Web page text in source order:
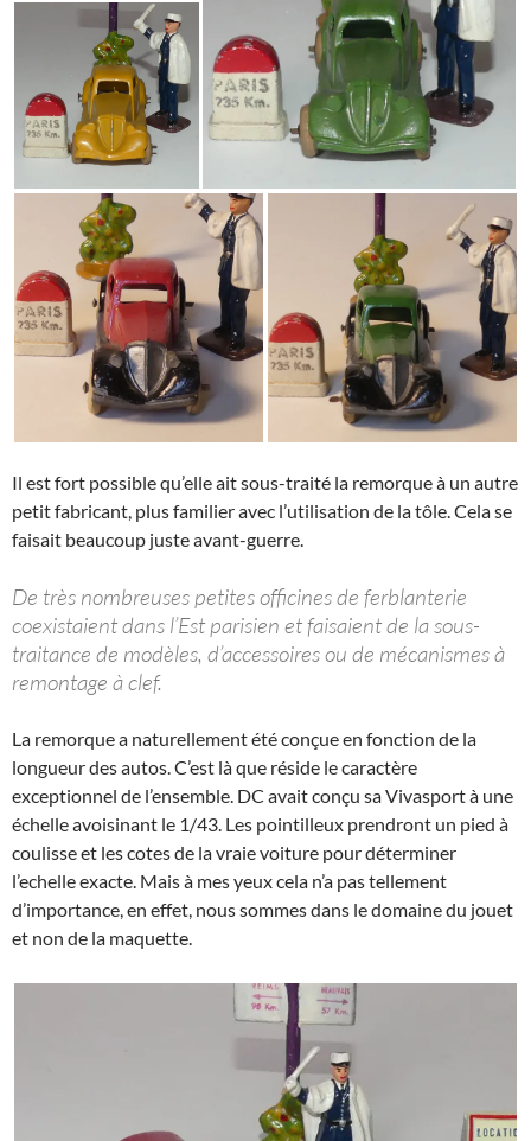
Il est fort possible qu’elle ait sous-traité la remorque à un autre
petit fabricant, plus familier avec l’utilisation de la tôle. Cela se
faisait beaucoup juste avant-guerre.
De très nombreuses petites officines de ferblanterie
coexistaient dans l’Est parisien et faisaient de la sous-
traitance de modèles, d’accessoires ou de mécanismes à
remontage à clef.
La remorque a naturellement été conçue en fonction de la
longueur des autos. C’est là que réside le caractère
exceptionnel de l’ensemble. DC avait conçu sa Vivasport à une
échelle avoisinant le 1/43. Les pointilleux prendront un pied à
coulisse et les cotes de la vraie voiture pour déterminer
l’echelle exacte. Mais à mes yeux cela n’a pas tellement
d’importance, en effet, nous sommes dans le domaine du jouet
et non de la maquette.